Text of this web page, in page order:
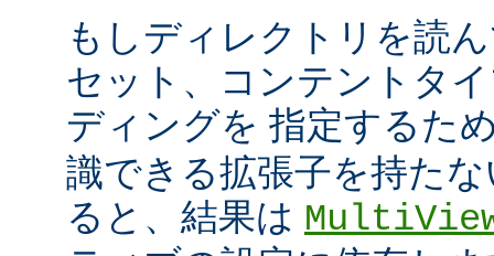
もしディレクトリを読
セット、コンテントタ
ディングを 指定するた
識できる拡張子を持た
ると、結果は